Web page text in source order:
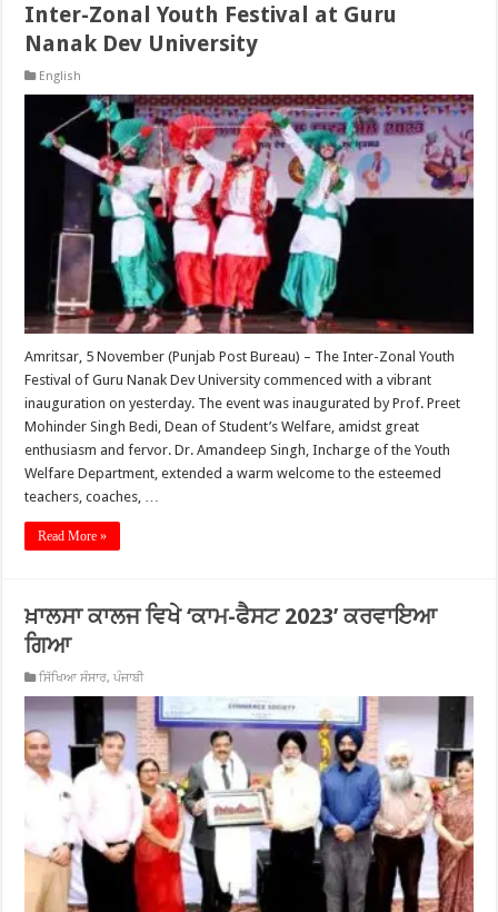
Inter-Zonal Youth Festival at Guru
Nanak Dev University
English
Amritsar, 5 November (Punjab Post Bureau) – The Inter-Zonal Youth
Festival of Guru Nanak Dev University commenced with a vibrant
inauguration on yesterday. The event was inaugurated by Prof. Preet
Mohinder Singh Bedi, Dean of Student’s Welfare, amidst great
enthusiasm and fervor. Dr. Amandeep Singh, Incharge of the Youth
Welfare Department, extended a warm welcome to the esteemed
teachers, coaches, …
Read More »
ਖ਼ਾਲਸਾ ਕਾਲਜ ਵਿਖੇ ‘ਕਾਮ-ਫੈਸਟ 2023’ ਕਰਵਾਇਆ
ਗਿਆ
ਸਿੱਖਿਆ ਸੰਸਾਰ,ਪੰਜਾਬੀ